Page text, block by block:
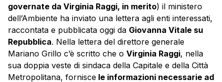
governate da Virginia Raggi, in merito) il ministero
dell’Ambiente ha inviato una lettera agli enti interessati,
raccontata e pubblicata oggi da Giovanna Vitale su
Repubblica. Nella lettera del direttore generale
Mariano Grillo c’è scritto che o Virginia Raggi, nella
sua doppia veste di sindaca della Capitale e della Città
Metropolitana, fornisce le informazioni necessarie ad